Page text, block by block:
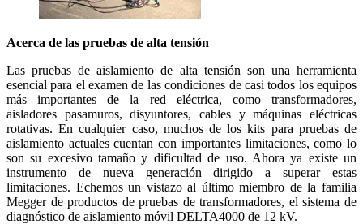
Acerca de las pruebas de alta tensión
Las pruebas de aislamiento de alta tensión son una herramienta
esencial para el examen de las condiciones de casi todos los equipos
más importantes de la red eléctrica, como transformadores,
aisladores pasamuros, disyuntores, cables y máquinas eléctricas
rotativas. En cualquier caso, muchos de los kits para pruebas de
aislamiento actuales cuentan con importantes limitaciones, como lo
son su excesivo tamaño y dificultad de uso. Ahora ya existe un
instrumento de nueva generación dirigido a superar estas
limitaciones. Echemos un vistazo al último miembro de la familia
Megger de productos de pruebas de transformadores, el sistema de
diagnóstico de aislamiento móvil DELTA4000 de 12 kV.